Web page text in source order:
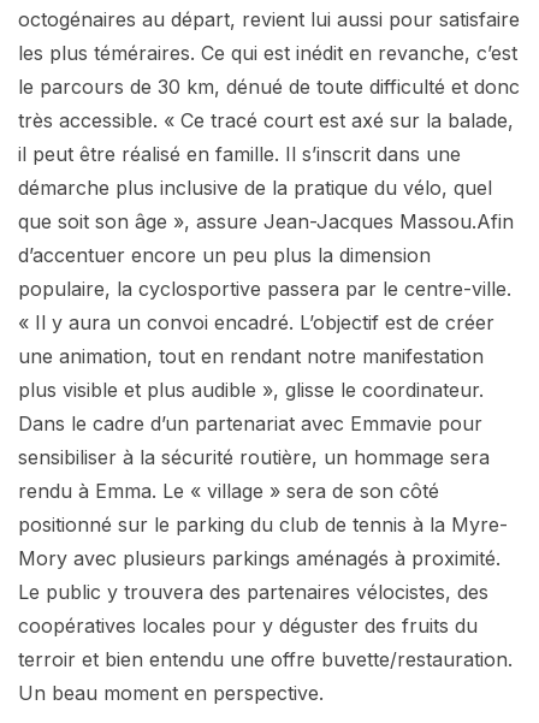
octogénaires au départ, revient lui aussi pour satisfaire
les plus téméraires. Ce qui est inédit en revanche, c’est
le parcours de 30 km, dénué de toute difficulté et donc
très accessible. « Ce tracé court est axé sur la balade,
il peut être réalisé en famille. Il s’inscrit dans une
démarche plus inclusive de la pratique du vélo, quel
que soit son âge », assure Jean-Jacques Massou.Afin
d’accentuer encore un peu plus la dimension
populaire, la cyclosportive passera par le centre-ville.
« Il y aura un convoi encadré. L’objectif est de créer
une animation, tout en rendant notre manifestation
plus visible et plus audible », glisse le coordinateur.
Dans le cadre d’un partenariat avec Emmavie pour
sensibiliser à la sécurité routière, un hommage sera
rendu à Emma. Le « village » sera de son côté
positionné sur le parking du club de tennis à la Myre-
Mory avec plusieurs parkings aménagés à proximité.
Le public y trouvera des partenaires vélocistes, des
coopératives locales pour y déguster des fruits du
terroir et bien entendu une offre buvette/restauration.
Un beau moment en perspective.